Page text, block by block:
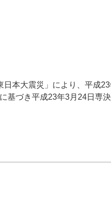
日本大震災」により、平成
基づき平成23年3月24日専決